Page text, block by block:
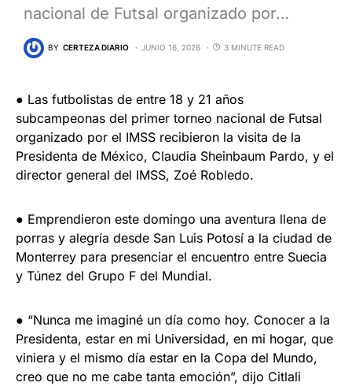
nacional de Futsal organizado por…
BY CERTEZA DIARIO JUNIO 16, 2026 3 MINUTE READ
● Las futbolistas de entre 18 y 21 años
subcampeonas del primer torneo nacional de Futsal
organizado por el IMSS recibieron la visita de la
Presidenta de México, Claudia Sheinbaum Pardo, y el
director general del IMSS, Zoé Robledo.
● Emprendieron este domingo una aventura llena de
porras y alegría desde San Luis Potosí a la ciudad de
Monterrey para presenciar el encuentro entre Suecia
y Túnez del Grupo F del Mundial.
● “Nunca me imaginé un día como hoy. Conocer a la
Presidenta, estar en mi Universidad, en mi hogar, que
viniera y el mismo día estar en la Copa del Mundo,
creo que no me cabe tanta emoción”, dijo Citlali